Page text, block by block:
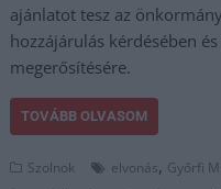
ajánlatot tesz az
hozzájárulás kérdésében
megerősítésére.
TOVÁBB OLVASOM
Szolnok elvonás, Győrfi